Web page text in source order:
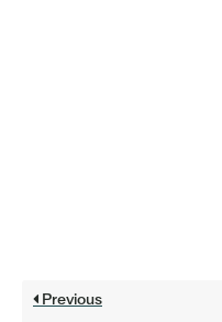
Previous